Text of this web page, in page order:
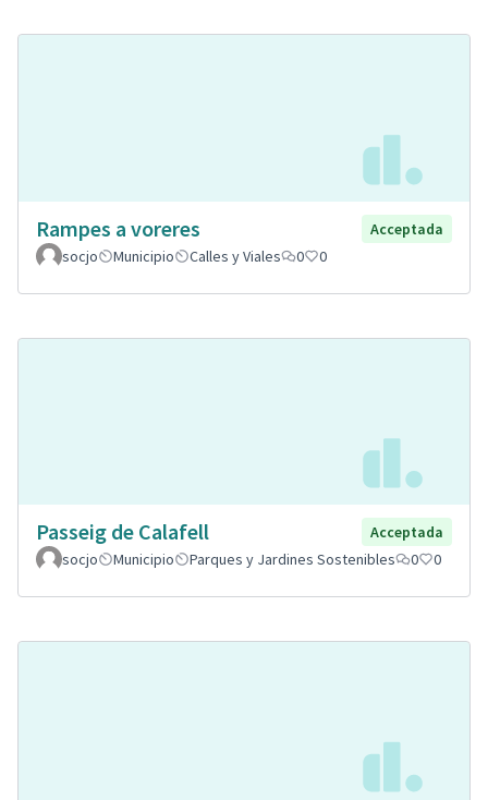
Rampes a voreres
Acceptada
socjo
Municipio Calles y Viales 0 0
Passeig de Calafell
Acceptada
socjo
Municipio Parques y Jardines Sostenibles 0 0